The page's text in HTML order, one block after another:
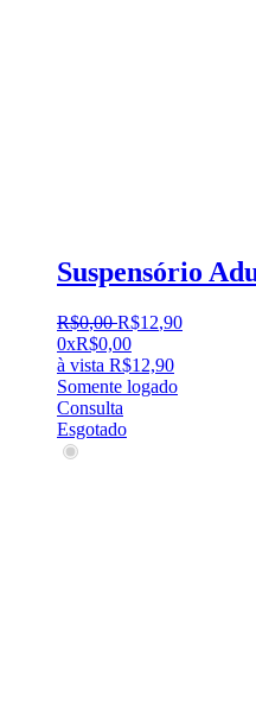
Suspensório
R$0,00 R$12,90
0xR$0,00
à vista R$12,90
Somente logado
Consulta
Esgotado